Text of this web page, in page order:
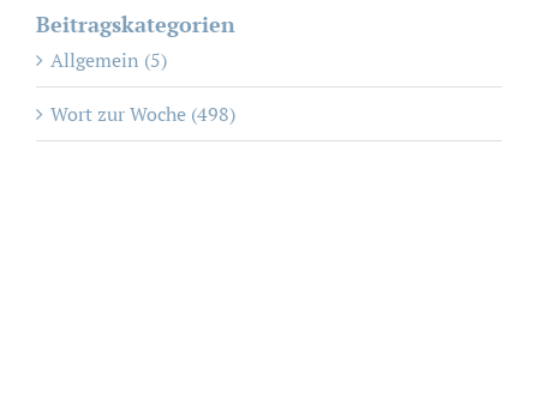
Beitragskategorien
Allgemein (5)
Wort zur Woche (498)